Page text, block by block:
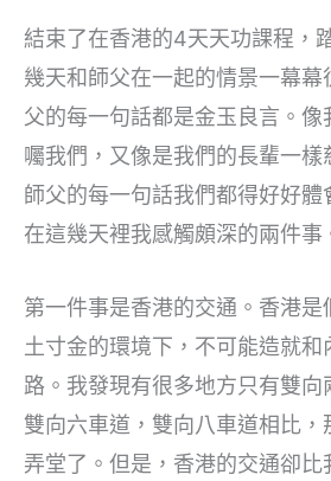
結束了在香港的4天天功課程，
幾天和師父在一起的情景一幕幕
父的每一句話都是金玉良言。
囑我們，又像是我們的長輩一樣
師父的每一句話我們都得好好體
在這幾天裡我感觸頗深的兩件事
第一件事是香港的交通。香港是
土寸金的環境下，不可能造就和
路。我發現有很多地方只有雙向
雙向六車道，雙向八車道相比，
弄堂了。但是，香港的交通卻比